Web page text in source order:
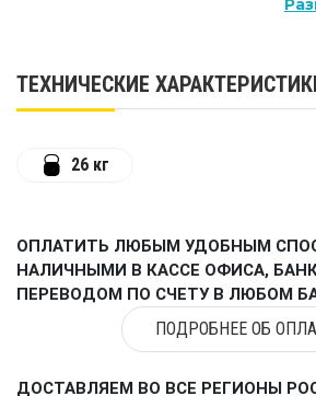
Мощность: 9,8 л.с.
Количество цилиндров: 1
Диаметр цилиндра: 64 мм
Система охлаждения:
Регулировка угла наклона:
Вес: 26 кг
Длина дейдвуда: короткий
ТЕХНИЧЕСКИЕ
26 кг
ОПЛАТИТЬ ЛЮБЫМ УДОБНЫМ
НАЛИЧНЫМИ В КАССЕ ОФИСА,
ПЕРЕВОДОМ ПО СЧЕТУ В ЛЮБОМ
ПОДРОБНЕЕ ОБ
ДОСТАВЛЯЕМ ВО ВСЕ РЕГИОНЫ